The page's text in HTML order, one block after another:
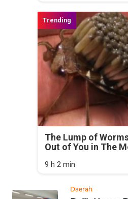
The Lump of
Out of You in The
9 h 2 min
Daerah
PAPUA